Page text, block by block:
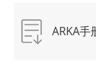
ARKA手